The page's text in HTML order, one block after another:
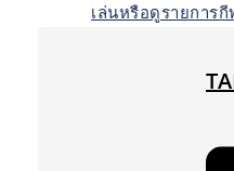
เล่นหรือดูรายการกี